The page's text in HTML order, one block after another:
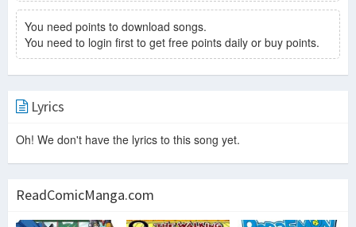
You need points to download songs.
You need to login first to get free points daily or buy points.
Lyrics
Oh! We don't have the lyrics to this song yet.
ReadComicManga.com